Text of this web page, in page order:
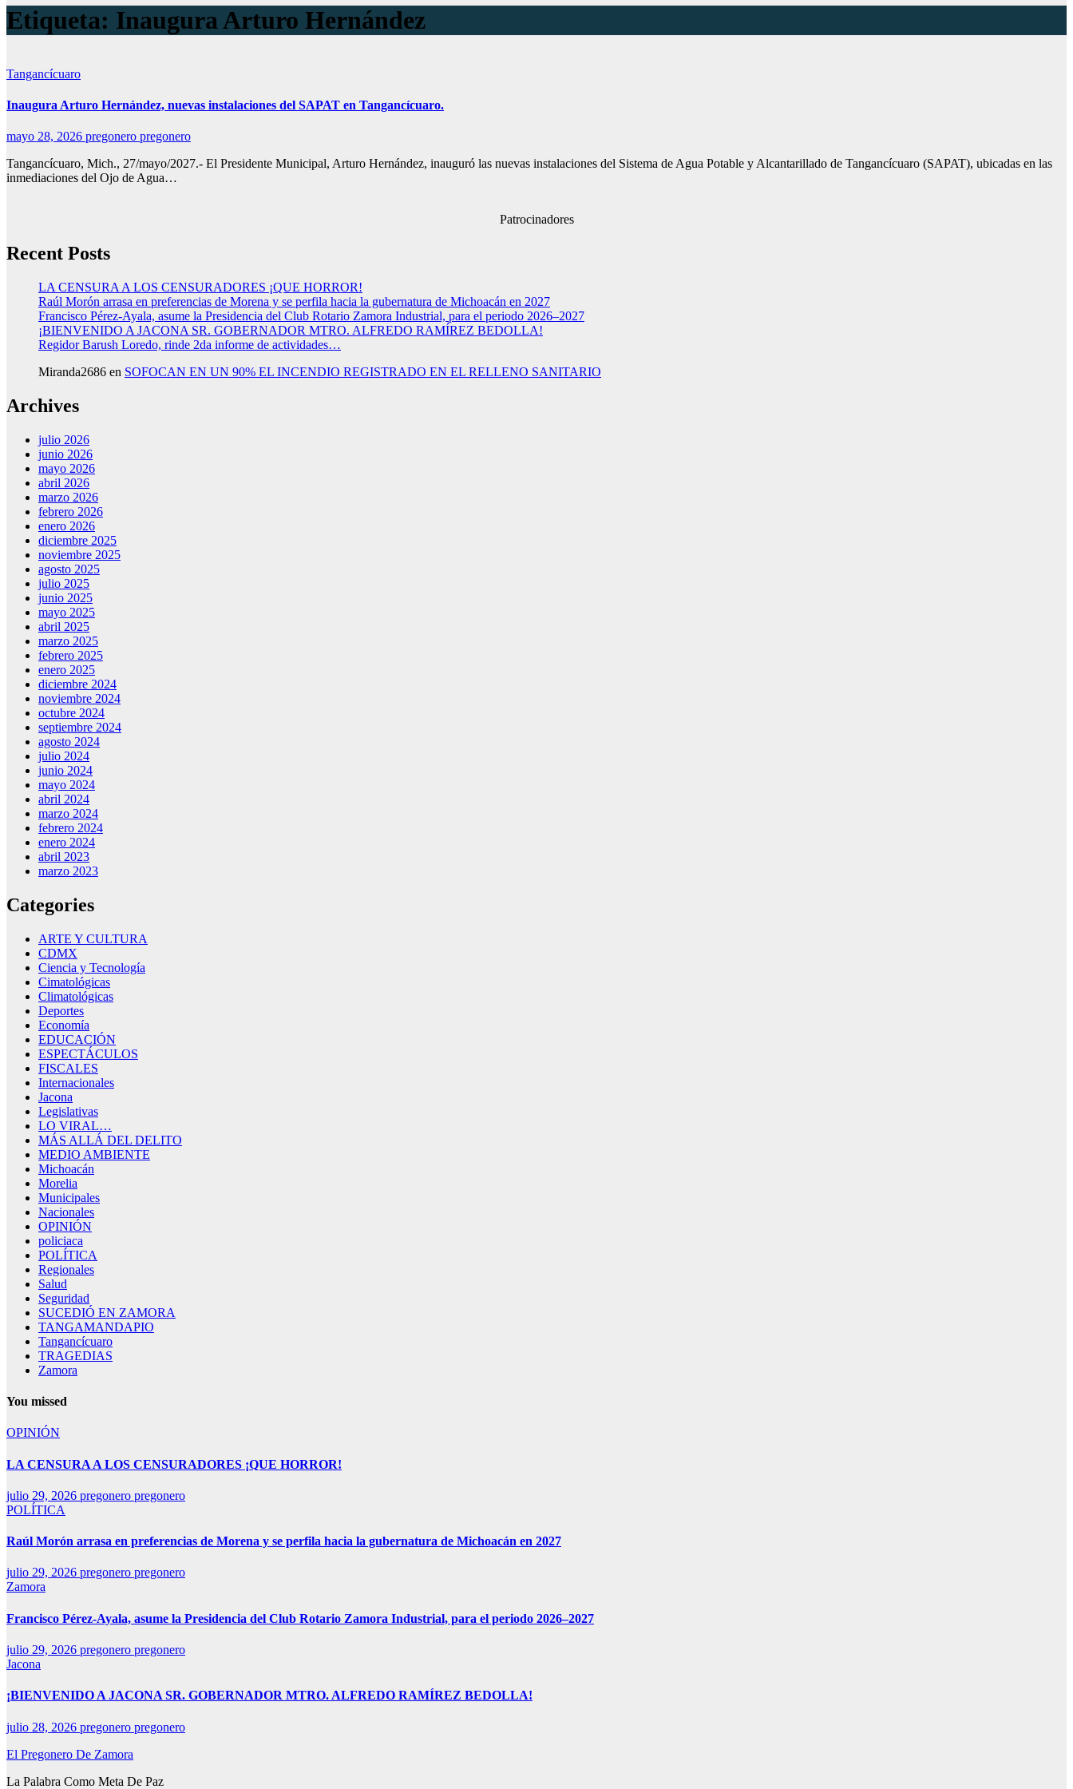
Etiqueta: Inaugura Arturo Hernández
Tangancícuaro
Inaugura Arturo Hernández, nuevas instalaciones del SAPAT en Tangancícuaro.
mayo 28, 2026 pregonero pregonero
Tangancícuaro, Mich., 27/mayo/2027.- El Presidente Municipal, Arturo Hernández, inauguró las nuevas instalaciones del Sistema de Agua Potable y Alcantarillado de Tangancícuaro (SAPAT), ubicadas en las
inmediaciones del Ojo de Agua…
Patrocinadores
Recent Posts
LA CENSURA A LOS CENSURADORES ¡QUE HORROR!
Raúl Morón arrasa en preferencias de Morena y se perfila hacia la gubernatura de Michoacán en 2027
Francisco Pérez-Ayala, asume la Presidencia del Club Rotario Zamora Industrial, para el periodo 2026–2027
¡BIENVENIDO A JACONA SR. GOBERNADOR MTRO. ALFREDO RAMÍREZ BEDOLLA!
Regidor Barush Loredo, rinde 2da informe de actividades…
Miranda2686 en SOFOCAN EN UN 90% EL INCENDIO REGISTRADO EN EL RELLENO SANITARIO
Archives
julio 2026
junio 2026
mayo 2026
abril 2026
marzo 2026
febrero 2026
enero 2026
diciembre 2025
noviembre 2025
agosto 2025
julio 2025
junio 2025
mayo 2025
abril 2025
marzo 2025
febrero 2025
enero 2025
diciembre 2024
noviembre 2024
octubre 2024
septiembre 2024
agosto 2024
julio 2024
junio 2024
mayo 2024
abril 2024
marzo 2024
febrero 2024
enero 2024
abril 2023
marzo 2023
Categories
ARTE Y CULTURA
CDMX
Ciencia y Tecnología
Cimatológicas
Climatológicas
Deportes
Economía
EDUCACIÓN
ESPECTÁCULOS
FISCALES
Internacionales
Jacona
Legislativas
LO VIRAL…
MÁS ALLÁ DEL DELITO
MEDIO AMBIENTE
Michoacán
Morelia
Municipales
Nacionales
OPINIÓN
policiaca
POLÍTICA
Regionales
Salud
Seguridad
SUCEDIÓ EN ZAMORA
TANGAMANDAPIO
Tangancícuaro
TRAGEDIAS
Zamora
You missed
OPINIÓN
LA CENSURA A LOS CENSURADORES ¡QUE HORROR!
julio 29, 2026 pregonero pregonero
POLÍTICA
Raúl Morón arrasa en preferencias de Morena y se perfila hacia la gubernatura de Michoacán en 2027
julio 29, 2026 pregonero pregonero
Zamora
Francisco Pérez-Ayala, asume la Presidencia del Club Rotario Zamora Industrial, para el periodo 2026–2027
julio 29, 2026 pregonero pregonero
Jacona
¡BIENVENIDO A JACONA SR. GOBERNADOR MTRO. ALFREDO RAMÍREZ BEDOLLA!
julio 28, 2026 pregonero pregonero
El Pregonero De Zamora
La Palabra Como Meta De Paz